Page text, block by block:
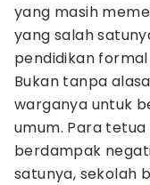
yang masih
yang salah
pendidikan formal
Bukan tanpa
warganya untuk
umum. Para
berdampak
satunya, sekolah